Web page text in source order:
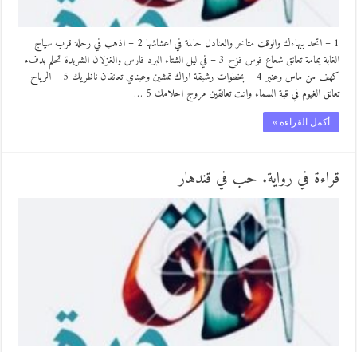
1 – اتحد ببهاءك والوقت متاخر والعنادل حالمة في اعشاشها 2 – اذهب في رحلة قرب سياج
الغابة يمامة تعانق شعاع قوس قزح 3 – في ليل الشتاء البرد قارس والغزلان الشريدة تحلم بدفء
كهف من ماس وعنبر 4 – بخطوات رشيقة اراك تمشين وعيناي تعانقان ناظريك 5 – الرياح
تعانق الغيوم في قبة السماء وانت تعانقين مروج احلامك 5 …
أكمل القراءة »
قراءة في رواية. حب في قندهار